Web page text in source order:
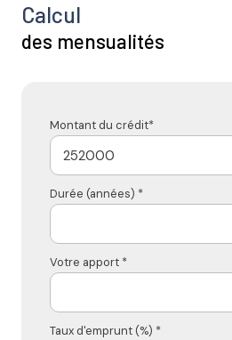
Calcul
des mensualités
Montant du crédit*
Durée (années) *
Votre apport *
Taux d'emprunt (%) *